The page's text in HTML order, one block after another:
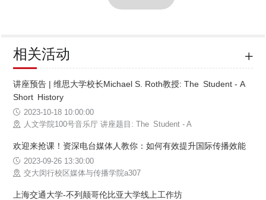
相关活动
讲座预告 | 维思大学校长Michael S. Roth教授: The Student - A
Short History
2023-10-18 10:00:00
人文学院100号音乐厅 讲座题目: The Student - A
欢迎来抢课！资深电台媒体人教你：如何有效提升国际传播效能
2023-09-26 13:30:00
交大闵行校区媒体与传播学院a307
上海交通大学-不列颠哥伦比亚大学线上工作坊